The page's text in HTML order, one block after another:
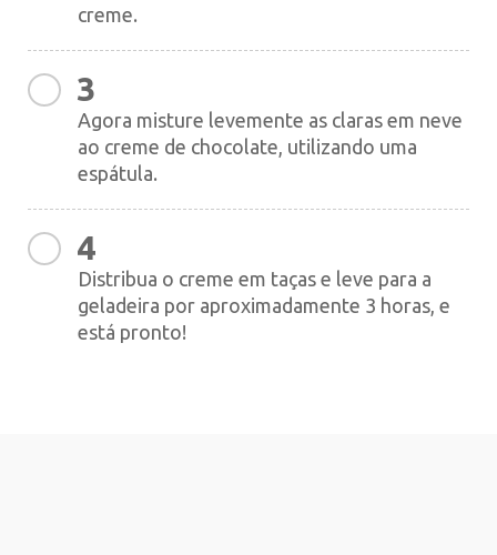
creme.
3
Agora misture levemente as claras em neve
ao creme de chocolate, utilizando uma
espátula.
4
Distribua o creme em taças e leve para a
geladeira por aproximadamente 3 horas, e
está pronto!